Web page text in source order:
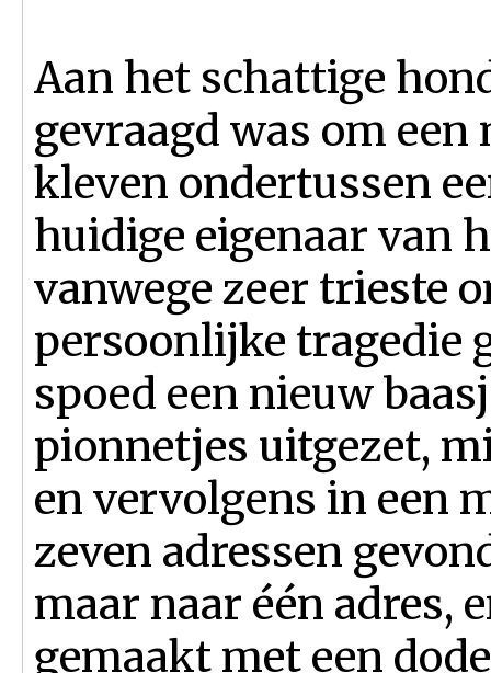
Aan het schattige
gevraagd was om
kleven ondertussen
huidige eigenaar van
vanwege zeer trieste
persoonlijke tragedie
spoed een nieuw
pionnetjes uitgezet,
en vervolgens in een
zeven adressen
maar naar één adres,
gemaakt met een